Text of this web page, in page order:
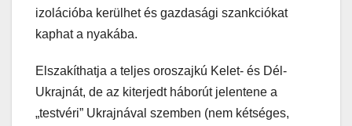
izolációba kerülhet és gazdasági szankciókat
kaphat a nyakába.
Elszakíthatja a teljes oroszajkú Kelet- és Dél-
Ukrajnát, de az kiterjedt háborút jelentene a
„testvéri” Ukrajnával szemben (nem kétséges,